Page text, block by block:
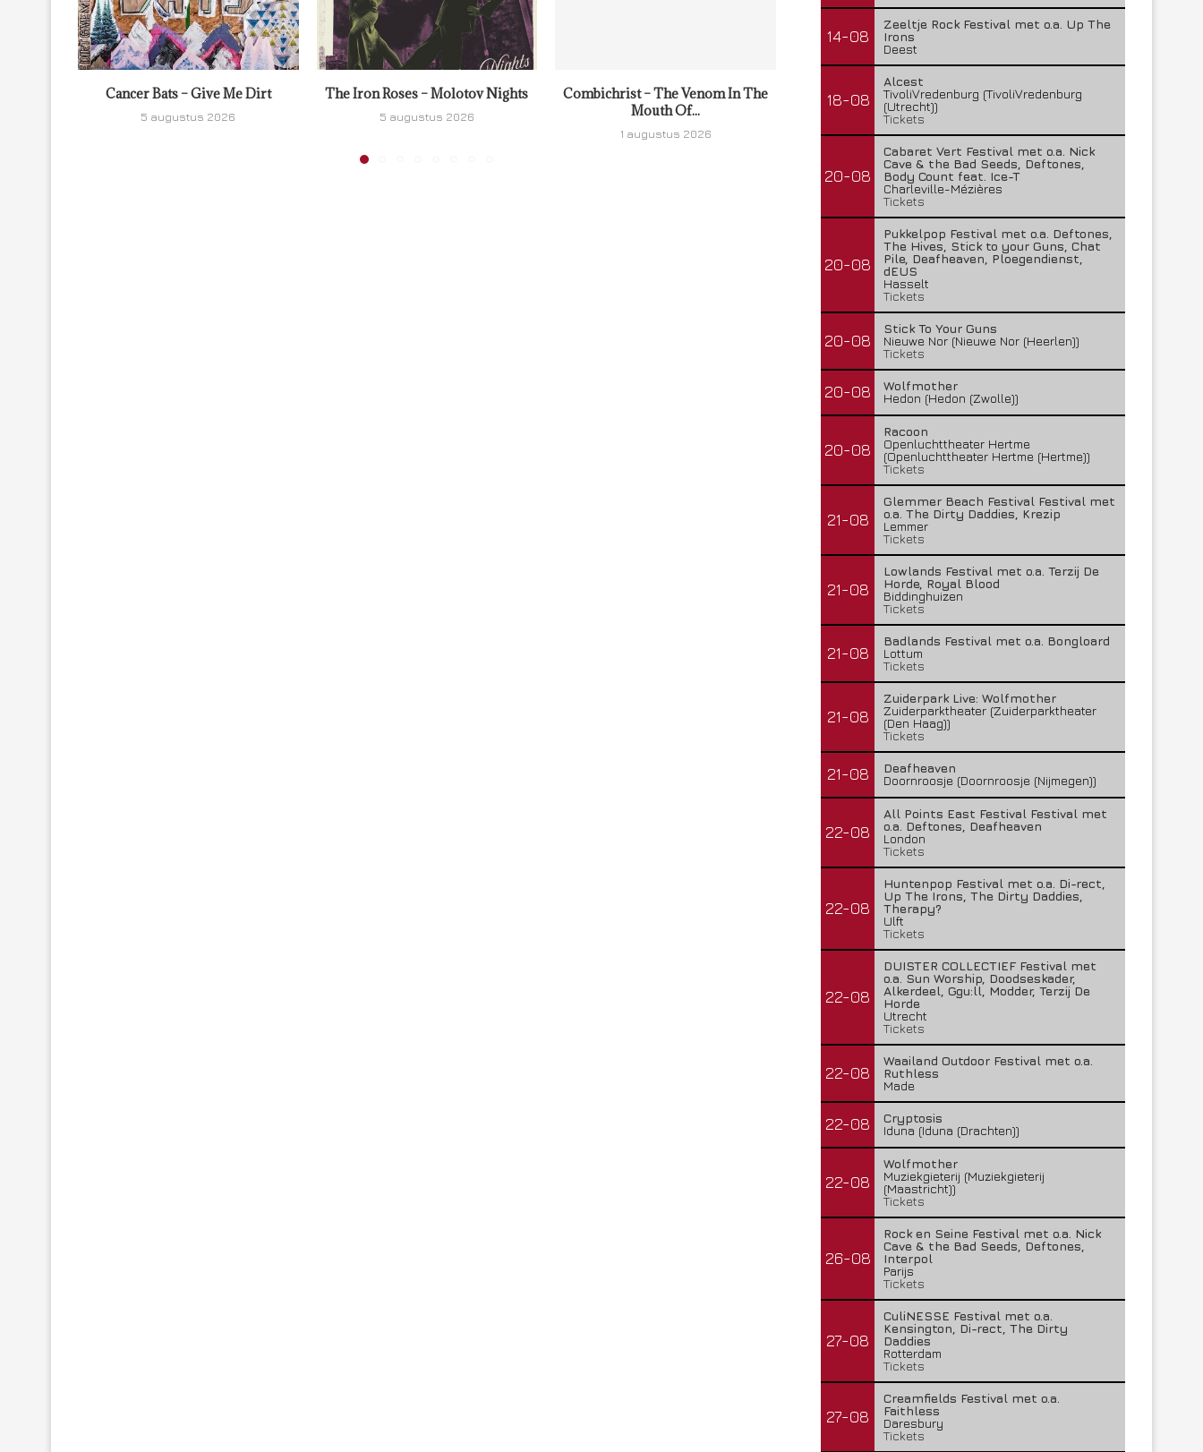
Cancer Bats – Give Me Dirt
5 augustus 2026
The Iron Roses – Molotov Nights
5 augustus 2026
Combichrist – The Venom In The
Mouth Of...
1 augustus 2026
Lunatic Soul – Transition II
29 juli 2026
Boneripper – Radiant In
14-08
Zeeltje Rock Festival met o.a. Up The
Irons
Deest
18-08
Alcest
TivoliVredenburg (TivoliVredenburg
(Utrecht))
Tickets
20-08
Cabaret Vert Festival met o.a. Nick
Cave & the Bad Seeds, Deftones,
Body Count feat. Ice-T
Charleville-Mézières
Tickets
20-08
Pukkelpop Festival met o.a. Deftones,
The Hives, Stick to your Guns, Chat
Pile, Deafheaven, Ploegendienst,
dEUS
Hasselt
Tickets
20-08
Stick To Your Guns
Nieuwe Nor (Nieuwe Nor (Heerlen))
Tickets
20-08
Wolfmother
Hedon (Hedon (Zwolle))
20-08
Racoon
Openluchttheater Hertme
(Openluchttheater Hertme (Hertme))
Tickets
21-08
Glemmer Beach Festival Festival met
o.a. The Dirty Daddies, Krezip
Lemmer
Tickets
21-08
Lowlands Festival met o.a. Terzij De
Horde, Royal Blood
Biddinghuizen
Tickets
21-08
Badlands Festival met o.a. Bongloard
Lottum
Tickets
21-08
Zuiderpark Live: Wolfmother
Zuiderparktheater (Zuiderparktheater
(Den Haag))
Tickets
21-08
Deafheaven
Doornroosje (Doornroosje (Nijmegen))
22-08
All Points East Festival Festival met
o.a. Deftones, Deafheaven
London
Tickets
22-08
Huntenpop Festival met o.a. Di-rect,
Up The Irons, The Dirty Daddies,
Therapy?
Ulft
Tickets
22-08
DUISTER COLLECTIEF Festival met
o.a. Sun Worship, Doodseskader,
Alkerdeel, Ggu:ll, Modder, Terzij De
Horde
Utrecht
Tickets
22-08
Waailand Outdoor Festival met o.a.
Ruthless
Made
22-08
Cryptosis
Iduna (Iduna (Drachten))
22-08
Wolfmother
Muziekgieterij (Muziekgieterij
(Maastricht))
Tickets
26-08
Rock en Seine Festival met o.a. Nick
Cave & the Bad Seeds, Deftones,
Interpol
Parijs
Tickets
27-08
CuliNESSE Festival met o.a.
Kensington, Di-rect, The Dirty
Daddies
Rotterdam
Tickets
27-08
Creamfields Festival met o.a.
Faithless
Daresbury
Tickets